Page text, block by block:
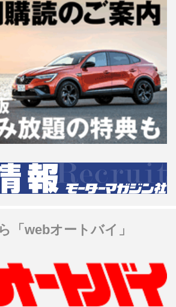
「webオートバイ」